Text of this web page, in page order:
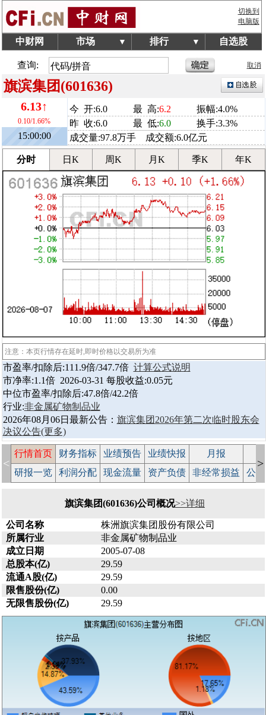
切换到
电脑版
中财网 市场 ▼ 排行 ▼ 自选股
查询: 取消
旗滨集团(601636)
6.13↑
0.10/1.66%
15:00:00
今 开:6.0 最 高:6.2
振幅:4.0%
昨 收:6.0
最 低:6.0
换手:3.3%
成交量:97.8万手 成交额:6.0亿元
分时 日K 周K 月K 季K 年K
注意：本页行情存在延时,即时价格以交易所为准
市盈率/扣除后:111.9倍/347.7倍 计算公式说明
市净率:1.1倍 2026-03-31 每股收益:0.05元
中位市盈率/扣除后:47.8倍/42.2倍
行业:非金属矿物制品业
2026年08月06日最新公告： 旗滨集团2026年第二次临时股东会
决议公告(更多)
<
行情首页 财务指标 业绩预告 业绩快报 月报
研报一览
利润分配 现金流量 资产负债 非经常损益 公
>
旗滨集团(601636)公司概况>>详细
公司名称
株洲旗滨集团股份有限公司
所属行业
非金属矿物制品业
成立日期
2005-07-08
总股本(亿)
29.59
流通A股(亿)
29.59
限售股份(亿)
0.00
无限售股份(亿)
29.59